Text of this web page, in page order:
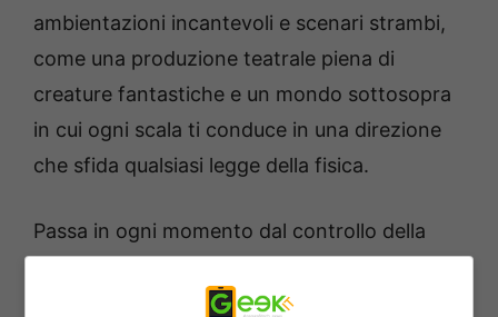
ambientazioni incantevoli e scenari strambi,
come una produzione teatrale piena di
creature fantastiche e un mondo sottosopra
in cui ogni scala ti conduce in una direzione
che sfida qualsiasi legge della fisica.
Passa in ogni momento dal controllo della
sfruttare al meglio le loro abilità uniche, ma